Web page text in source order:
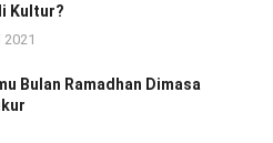
Kultur?
Bulan Ramadhan Dimasa